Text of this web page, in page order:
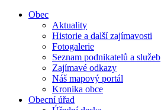
Obec
Aktuality
Historie a další zajímavosti
Fotogalerie
Seznam podnikatelů a služeb
Zajímavé odkazy
Náš mapový portál
Kronika obce
Obecní úřad